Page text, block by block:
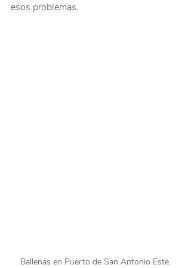
esos problemas.
Ballenas en Puerto de San Antonio Este.